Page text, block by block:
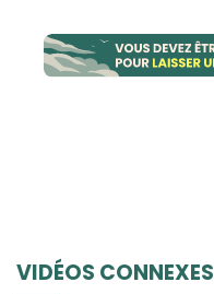
VIDÉOS CONNEXES